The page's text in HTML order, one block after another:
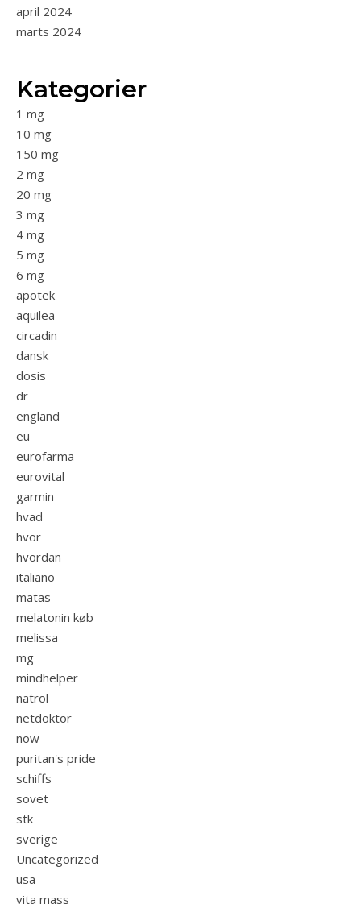
april 2024
marts 2024
Kategorier
1 mg
10 mg
150 mg
2 mg
20 mg
3 mg
4 mg
5 mg
6 mg
apotek
aquilea
circadin
dansk
dosis
dr
england
eu
eurofarma
eurovital
garmin
hvad
hvor
hvordan
italiano
matas
melatonin køb
melissa
mg
mindhelper
natrol
netdoktor
now
puritan's pride
schiffs
sovet
stk
sverige
Uncategorized
usa
vita mass